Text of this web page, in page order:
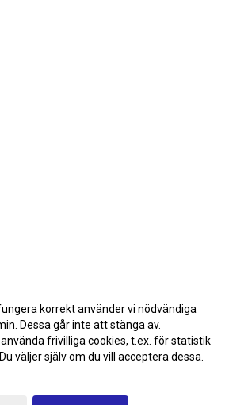
Webbversion
korrekt använder vi nödvändiga
Dessa går inte att stänga av.
frivilliga cookies, t.ex. för statistik
väljer själv om du vill acceptera dessa.